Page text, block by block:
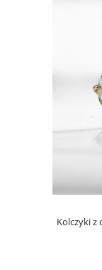
Kolczyki